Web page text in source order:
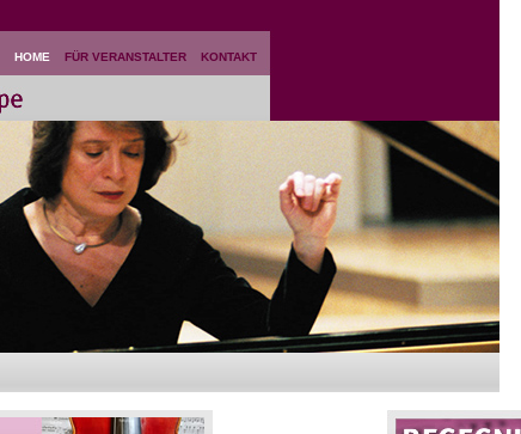
HOME FÜR VERANSTALTER KONTAKT